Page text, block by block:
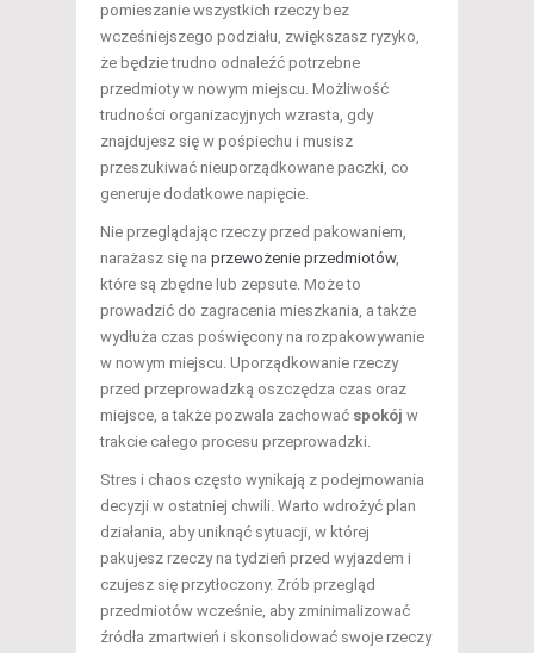
pomieszanie wszystkich rzeczy bez
wcześniejszego podziału, zwiększasz ryzyko,
że będzie trudno odnaleźć potrzebne
przedmioty w nowym miejscu. Możliwość
trudności organizacyjnych wzrasta, gdy
znajdujesz się w pośpiechu i musisz
przeszukiwać nieuporządkowane paczki, co
generuje dodatkowe napięcie.
Nie przeglądając rzeczy przed pakowaniem,
narażasz się na przewożenie przedmiotów,
które są zbędne lub zepsute. Może to
prowadzić do zagracenia mieszkania, a także
wydłuża czas poświęcony na rozpakowywanie
w nowym miejscu. Uporządkowanie rzeczy
przed przeprowadzką oszczędza czas oraz
miejsce, a także pozwala zachować spokój w
trakcie całego procesu przeprowadzki.
Stres i chaos często wynikają z podejmowania
decyzji w ostatniej chwili. Warto wdrożyć plan
działania, aby uniknąć sytuacji, w której
pakujesz rzeczy na tydzień przed wyjazdem i
czujesz się przytłoczony. Zrób przegląd
przedmiotów wcześnie, aby zminimalizować
źródła zmartwień i skonsolidować swoje rzeczy